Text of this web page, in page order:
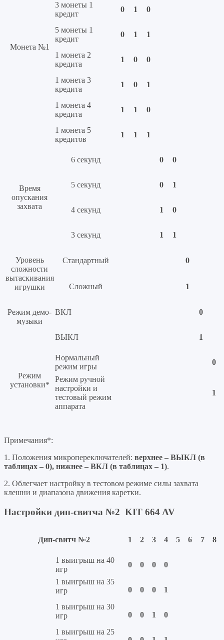
Монета №1
3 монеты 1
кредит
0 1 0
5 монеты 1
кредит
0 1 1
1 монета 2
кредита
1 0 0
1 монета 3
кредита
1 0 1
1 монета 4
кредита
1 1 0
1 монета 5
кредитов
1 1 1
Время
опускания
захвата
6 секунд 0 0
5 секунд 0 1
4 секунд 1 0
3 секунд 1 1
Уровень
сложности
вытаскивания
игрушки
Стандартный 0
Сложный 1
Режим демо-
музыки
ВКЛ 0
ВЫКЛ 1
Режим
установки*
Нормальный
режим игры
0
Режим ручной
настройки и
тестовый режим
аппарата
1
Примечания*:
1. Положения микропереключателей: верхнее – ВЫКЛ (в
таблицах – 0), нижнее – ВКЛ (в таблицах – 1).
2. Облегчает настройку в тестовом режиме силы захвата
клешни и диапазона движения каретки.
Настройки дип-свитча №2 KIT 664 AV
Дип-свитч №2 1 2 3 4 5 6 7 8
1 выигрыш на 40
игр
0 0 0
0
1 выигрыш на 35
игр
0 0 0
1
1 выигрыш на 30
игр
0 0 1
0
1 выигрыш на 25